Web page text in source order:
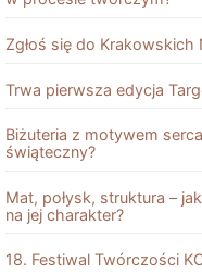
Zgłoś się do Krakowskich
Trwa pierwsza edycja
Biżuteria z motywem
świąteczny?
Mat, połysk, struktura –
na jej charakter?
18. Festiwal Twórczości